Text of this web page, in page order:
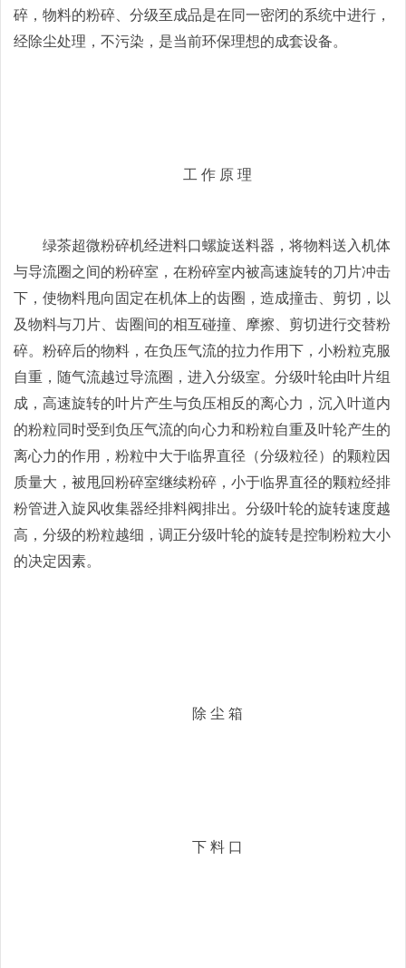
碎，物料的粉碎、分级至成品是在同一密闭的系统中进行，
经除尘处理，不污染，是当前环保理想的成套设备。
工 作 原 理
绿茶超微粉碎机经进料口螺旋送料器，将物料送入机体
与导流圈之间的粉碎室，在粉碎室内被高速旋转的刀片冲击
下，使物料甩向固定在机体上的齿圈，造成撞击、剪切，以
及物料与刀片、齿圈间的相互碰撞、摩擦、剪切进行交替粉
碎。粉碎后的物料，在负压气流的拉力作用下，小粉粒克服
自重，随气流越过导流圈，进入分级室。分级叶轮由叶片组
成，高速旋转的叶片产生与负压相反的离心力，沉入叶道内
的粉粒同时受到负压气流的向心力和粉粒自重及叶轮产生的
离心力的作用，粉粒中大于临界直径（分级粒径）的颗粒因
质量大，被甩回粉碎室继续粉碎，小于临界直径的颗粒经排
粉管进入旋风收集器经排料阀排出。分级叶轮的旋转速度越
高，分级的粉粒越细，调正分级叶轮的旋转是控制粉粒大小
的决定因素。
除 尘 箱
下 料 口